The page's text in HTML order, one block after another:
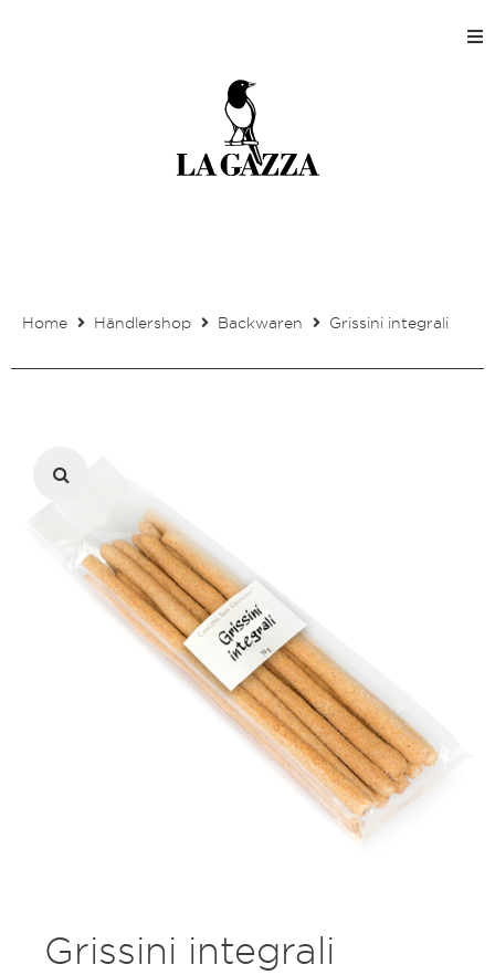
Home
Shops
Kontakt
Home Händlershop Backwaren Grissini integrali
Grissini integrali